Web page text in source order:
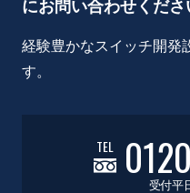
にお問い合わせくださ
経験豊かなスイッチ開発
す。
TEL
受付平